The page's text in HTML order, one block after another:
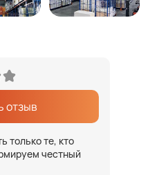
отзыв
только те, кто
честный